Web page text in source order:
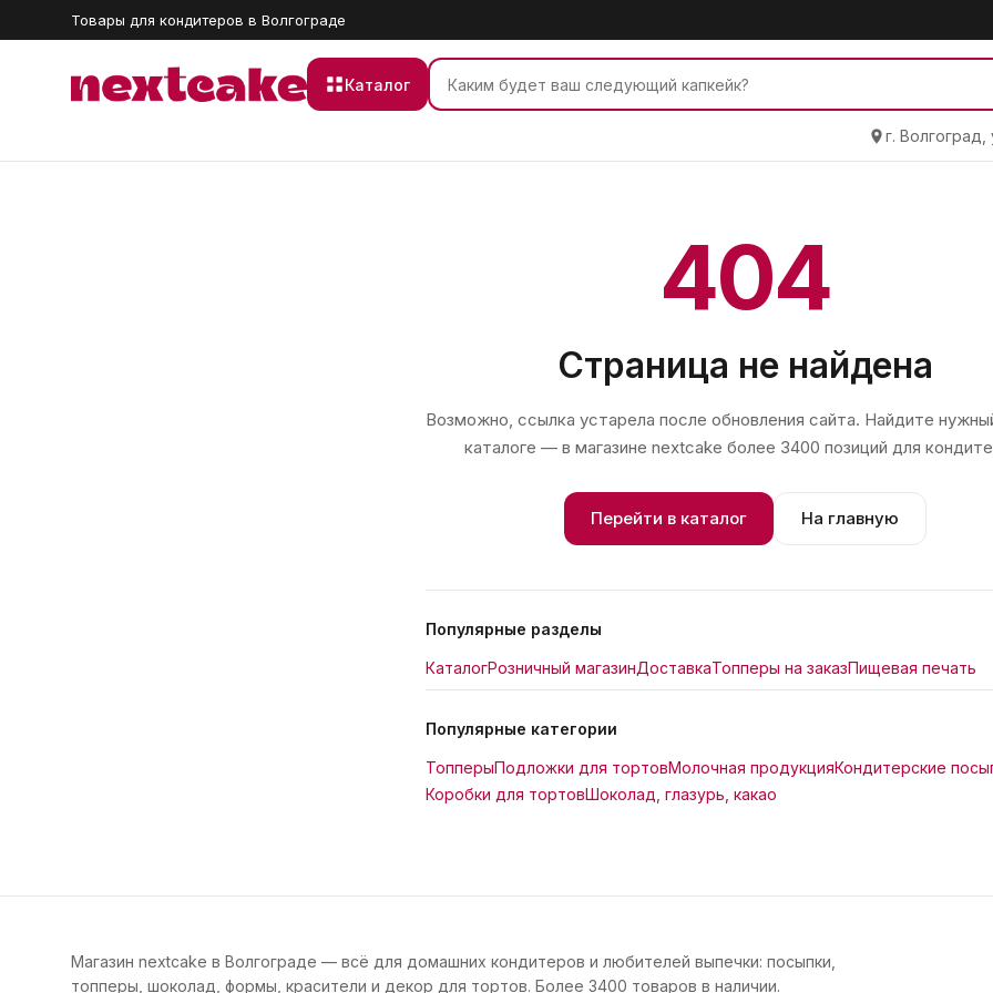
Товары для кондитеров в Волгограде
Каталог
г.
404
Страница не найдена
Возможно, ссылка устарела после обновления сайта. Найдите
каталоге — в магазине nextcake более 3400 позиций для
Перейти в каталог На главную
Популярные разделы
КаталогРозничный магазинДоставкаТопперы на заказПищевая печать
Популярные категории
ТопперыПодложки для тортовМолочная продукцияКондитерские
Коробки для тортовШоколад, глазурь, какао
Магазин nextcake в Волгограде — всё для домашних кондитеров и любителей выпечки: посыпки,
топперы, шоколад, формы, красители и декор для тортов. Более 3400 товаров в наличии.